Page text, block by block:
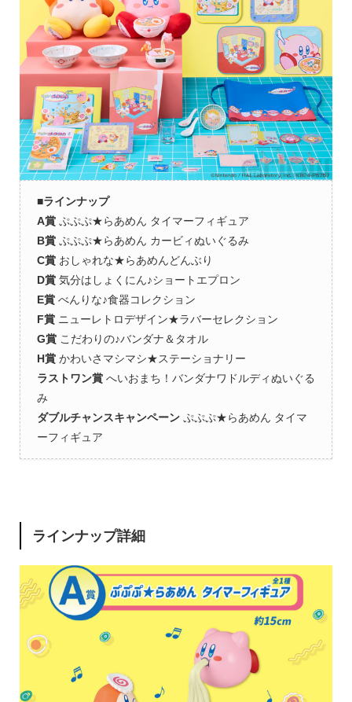
■ラインナップ
A賞ぷぷぷ★らあめん タイマーフィギュア
B賞 ぷぷぷ★らあめん カービィぬいぐるみ
C賞おしゃれな★らあめんどんぶり
D賞気分はしょくにん♪ショートエプロン
E賞べんりな♪食器コレクション
F賞 ニューレトロデザイン★ラバーセレクション
G賞 こだわりの♪バンダナ＆タオル
H賞かわいさマシマシ★ステーショナリー
ラストワン賞へいおまち！バンダナワドルディぬいぐる
み
ダブルチャンスキャンペーンぷぷぷ★らあめん タイマ
ーフィギュア
ラインナップ詳細